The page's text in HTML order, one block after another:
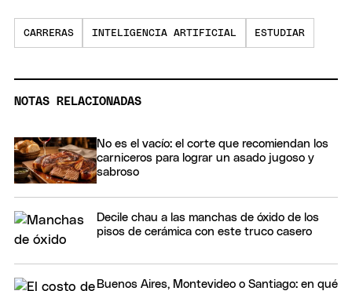
CARRERAS INTELIGENCIA ARTIFICIAL ESTUDIAR
NOTAS RELACIONADAS
No es el vacío: el corte que recomiendan los
carniceros para lograr un asado jugoso y
sabroso
Decile chau a las manchas de óxido de los
pisos de cerámica con este truco casero
Buenos Aires, Montevideo o Santiago: en qué